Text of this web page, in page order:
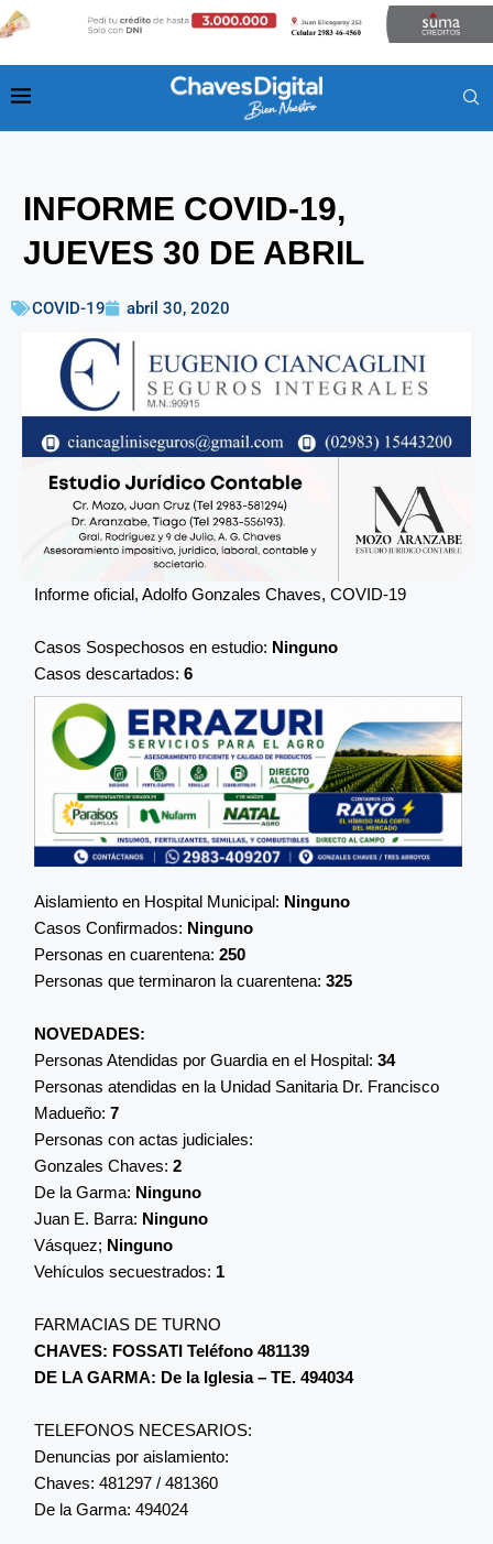
INFORME COVID-19,
JUEVES 30 DE ABRIL
COVID-19 abril 30, 2020
Informe oficial, Adolfo Gonzales Chaves, COVID-19
Casos Sospechosos en estudio: Ninguno
Casos descartados: 6
Aislamiento en Hospital Municipal: Ninguno
Casos Confirmados: Ninguno
Personas en cuarentena: 250
Personas que terminaron la cuarentena: 325
NOVEDADES:
Personas Atendidas por Guardia en el Hospital: 34
Personas atendidas en la Unidad Sanitaria Dr. Francisco
Madueño: 7
Personas con actas judiciales:
Gonzales Chaves: 2
De la Garma: Ninguno
Juan E. Barra: Ninguno
Vásquez; Ninguno
Vehículos secuestrados: 1
FARMACIAS DE TURNO
CHAVES: FOSSATI Teléfono 481139
DE LA GARMA: De la Iglesia – TE. 494034
TELEFONOS NECESARIOS:
Denuncias por aislamiento:
Chaves: 481297 / 481360
De la Garma: 494024